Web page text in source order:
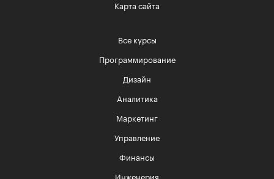
Карта сайта
Все курсы
Программирование
Дизайн
Аналитика
Маркетинг
Управление
Финансы
Инженерия